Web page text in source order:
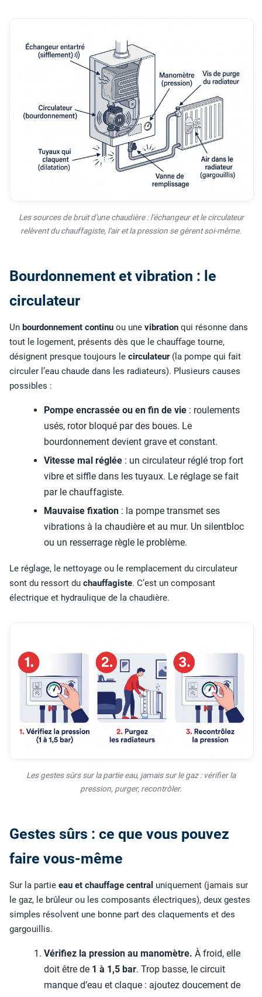
Les sources de bruit d'une chaudière : l'échangeur et le circulateur
relèvent du chauffagiste, l'air et la pression se gèrent soi-même.
Bourdonnement et vibration : le
circulateur
Un bourdonnement continu ou une vibration qui résonne dans
tout le logement, présents dès que le chauffage tourne,
désignent presque toujours le circulateur(la pompe qui fait
circuler l’eau chaude dans les radiateurs). Plusieurs causes
possibles :
Pompe encrassée ou en fin de vie : roulements
usés, rotor bloqué par des boues. Le
bourdonnement devient grave et constant.
Vitesse mal réglée : un circulateur réglé trop fort
vibre et siffle dans les tuyaux. Le réglage se fait
par le chauffagiste.
Mauvaise fixation : la pompe transmet ses
vibrations à la chaudière et au mur. Un silentbloc
ou un resserrage règle le problème.
Le réglage, le nettoyage ou le remplacement du circulateur
sont du ressort du chauffagiste. C’est un composant
électrique et hydraulique de la chaudière.
Les gestes sûrs sur la partie eau, jamais sur le gaz : vérifier la
pression, purger, recontrôler.
Gestes sûrs : ce que vous pouvez
faire vous-même
Sur la partie eau et chauffage central uniquement (jamais sur
le gaz, le brûleur ou les composants électriques), deux gestes
simples résolvent une bonne part des claquements et des
gargouillis.
Vérifiez la pression au manomètre. À froid, elle
doit être de 1 à 1,5 bar. Trop basse, le circuit
manque d’eau et claque : ajoutez doucement de